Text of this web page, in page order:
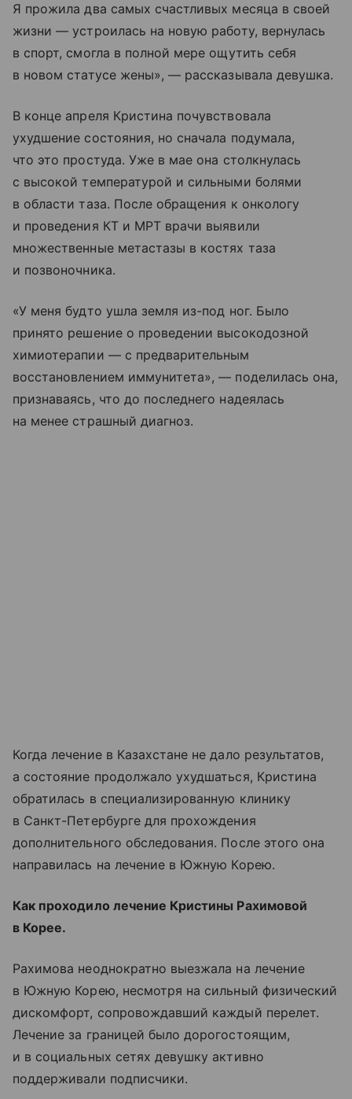
Я прожила два самых счастливых месяца в своей
жизни — устроилась на новую работу, вернулась
в спорт, смогла в полной мере ощутить себя
в новом статусе жены», — рассказывала девушка.
В конце апреля Кристина почувствовала
ухудшение состояния, но сначала подумала,
что это простуда. Уже в мае она столкнулась
с высокой температурой и сильными болями
в области таза. После обращения к онкологу
и проведения КТ и МРТ врачи выявили
множественные метастазы в костях таза
и позвоночника.
«У меня будто ушла земля из-под ног. Было
принято решение о проведении высокодозной
химиотерапии — с предварительным
восстановлением иммунитета», — поделилась она,
признаваясь, что до последнего надеялась
на менее страшный диагноз.
Когда лечение в Казахстане не дало результатов,
а состояние продолжало ухудшаться, Кристина
обратилась в специализированную клинику
в Санкт-Петербурге для прохождения
дополнительного обследования. После этого она
направилась на лечение в Южную Корею.
Как проходило лечение Кристины Рахимовой
в Корее.
Рахимова неоднократно выезжала на лечение
в Южную Корею, несмотря на сильный физический
дискомфорт, сопровождавший каждый перелет.
Лечение за границей было дорогостоящим,
и в социальных сетях девушку активно
поддерживали подписчики.